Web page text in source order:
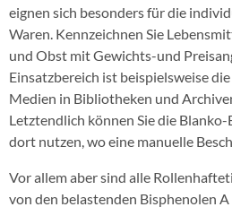
eignen sich besonders für die
Waren. Kennzeichnen Sie
und Obst mit Gewichts-und
Einsatzbereich ist beispielsweise
Medien in Bibliotheken und
Letztendlich können Sie die
dort nutzen, wo eine manuelle
Vor allem aber sind alle
von den belastenden Bisphenolen